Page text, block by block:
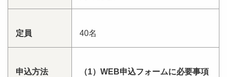
定員 40名
申込方法
（1）WEB申込フォームに必要事項